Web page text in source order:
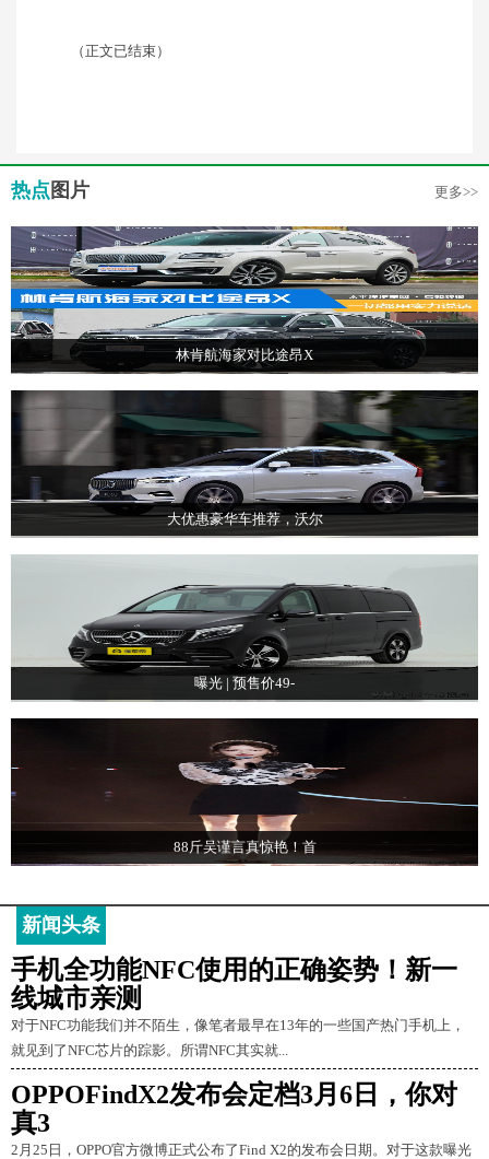
（正文已结束）
热点 图片 更多>>
林肯航海家对比途昂X
大优惠豪华车推荐，沃尔
曝光 | 预售价49-
88斤吴谨言真惊艳！首
新闻头条
手机全功能NFC使用的正确姿势！新一
线城市亲测
对于NFC功能我们并不陌生，像笔者最早在13年的一些国产热门手机上，
就见到了NFC芯片的踪影。所谓NFC其实就...
OPPOFindX2发布会定档3月6日，你对
真3
2月25日，OPPO官方微博正式公布了Find X2的发布会日期。对于这款曝光